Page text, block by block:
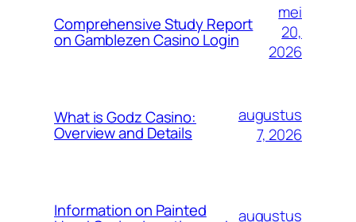
Comprehensive Study Report
on Gamblezen Casino Login
mei
20,
2026
What is Godz Casino:
Overview and Details
augustus
7, 2026
Information on Painted
augustus